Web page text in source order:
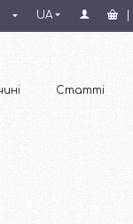
Пн–
Пт
UA
Статті